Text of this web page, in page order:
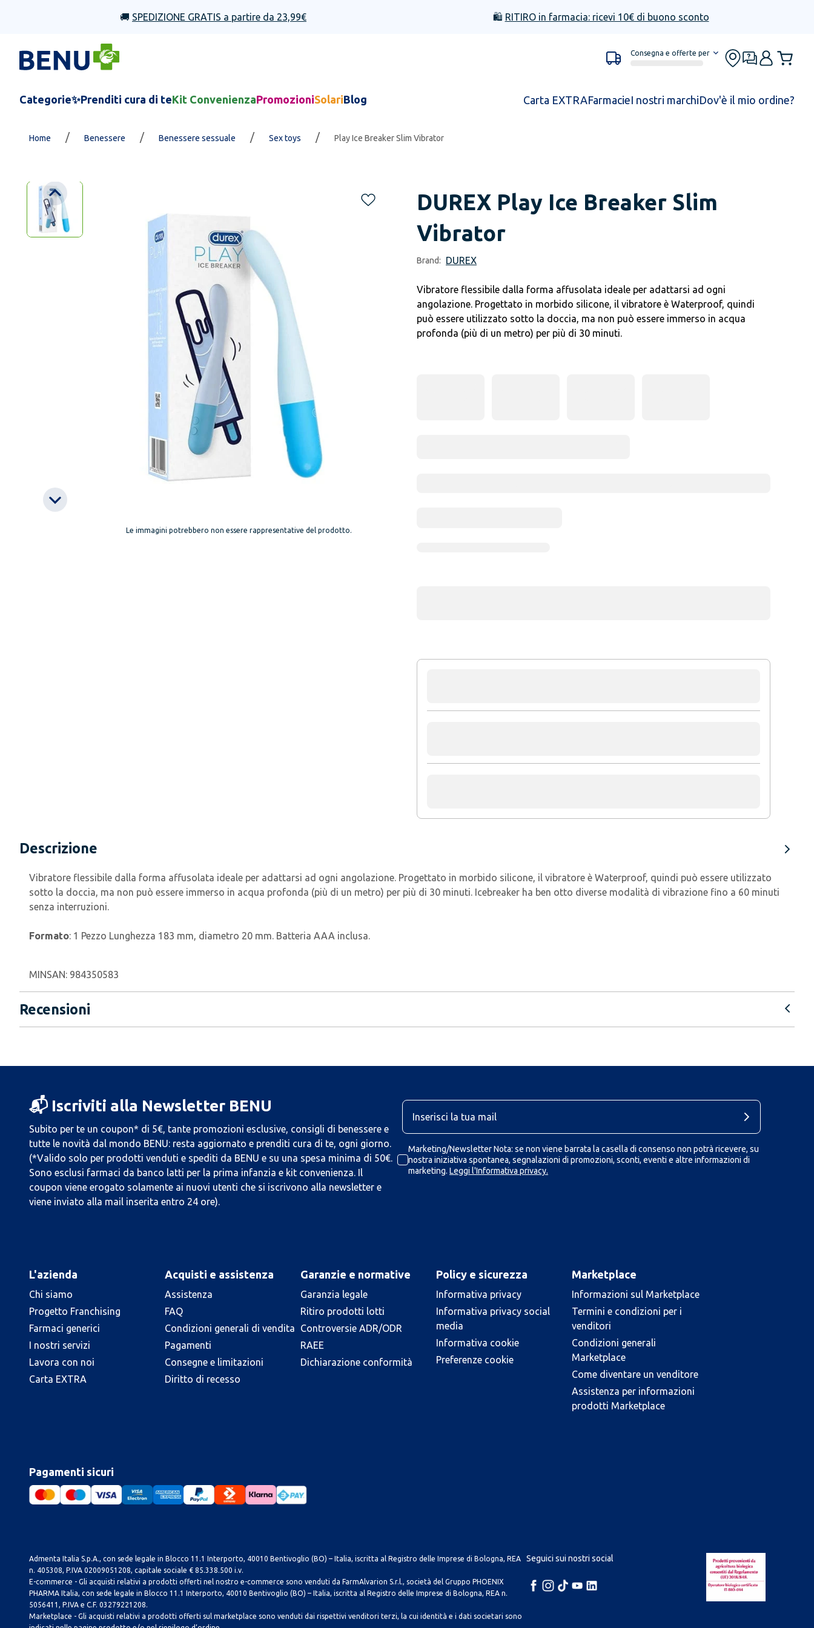
🚚 SPEDIZIONE GRATIS a partire da 23,99€ 🛍️ RITIRO in farmacia: ricevi 10€ di buono sconto
Consegna e offerte per
Categorie✨Prenditi cura di teKit ConvenienzaPromozioniSolariBlog Carta EXTRAFarmacieI nostri marchiDov'è il mio ordine?
Home / Benessere / Benessere sessuale / Sex toys / Play Ice Breaker Slim Vibrator
Le immagini potrebbero non essere rappresentative del prodotto.
DUREX Play Ice Breaker Slim
Vibrator
Brand: DUREX
Vibratore flessibile dalla forma affusolata ideale per adattarsi ad ogni
angolazione. Progettato in morbido silicone, il vibratore è Waterproof, quindi
può essere utilizzato sotto la doccia, ma non può essere immerso in acqua
profonda (più di un metro) per più di 30 minuti.
Descrizione
Vibratore flessibile dalla forma affusolata ideale per adattarsi ad ogni angolazione. Progettato in morbido silicone, il vibratore è Waterproof, quindi può essere utilizzato
sotto la doccia, ma non può essere immerso in acqua profonda (più di un metro) per più di 30 minuti. Icebreaker ha ben otto diverse modalità di vibrazione fino a 60 minuti
senza interruzioni.
Formato: 1 Pezzo Lunghezza 183 mm, diametro 20 mm. Batteria AAA inclusa.
MINSAN: 984350583
Recensioni
📬 Iscriviti alla Newsletter BENU
Subito per te un coupon* di 5€, tante promozioni esclusive, consigli di benessere e
tutte le novità dal mondo BENU: resta aggiornato e prenditi cura di te, ogni giorno.
(*Valido solo per prodotti venduti e spediti da BENU e su una spesa minima di 50€.
Sono esclusi farmaci da banco latti per la prima infanzia e kit convenienza. Il
coupon viene erogato solamente ai nuovi utenti che si iscrivono alla newsletter e
viene inviato alla mail inserita entro 24 ore).
Marketing/Newsletter Nota: se non viene barrata la casella di consenso non potrà ricevere, su
nostra iniziativa spontanea, segnalazioni di promozioni, sconti, eventi e altre informazioni di
marketing. Leggi l'Informativa privacy.
L'azienda
Chi siamo
Progetto Franchising
Farmaci generici
I nostri servizi
Lavora con noi
Carta EXTRA
Acquisti e assistenza
Assistenza
FAQ
Condizioni generali di vendita
Pagamenti
Consegne e limitazioni
Diritto di recesso
Garanzie e normative
Garanzia legale
Ritiro prodotti lotti
Controversie ADR/ODR
RAEE
Dichiarazione conformità
Policy e sicurezza
Informativa privacy
Informativa privacy social
media
Informativa cookie
Preferenze cookie
Marketplace
Informazioni sul Marketplace
Termini e condizioni per i
venditori
Condizioni generali
Marketplace
Come diventare un venditore
Assistenza per informazioni
prodotti Marketplace
Pagamenti sicuri
Admenta Italia S.p.A., con sede legale in Blocco 11.1 Interporto, 40010 Bentivoglio (BO) – Italia, iscritta al Registro delle Imprese di Bologna, REA
n. 405308, P.IVA 02009051208, capitale sociale € 85.338.500 i.v.
E-commerce - Gli acquisti relativi a prodotti offerti nel nostro e-commerce sono venduti da FarmAlvarion S.r.l., società del Gruppo PHOENIX
PHARMA Italia, con sede legale in Blocco 11.1 Interporto, 40010 Bentivoglio (BO) – Italia, iscritta al Registro delle Imprese di Bologna, REA n.
5056411, P.IVA e C.F. 03279221208.
Marketplace - Gli acquisti relativi a prodotti offerti sul marketplace sono venduti dai rispettivi venditori terzi, la cui identità e i dati societari sono
Seguici sui nostri social